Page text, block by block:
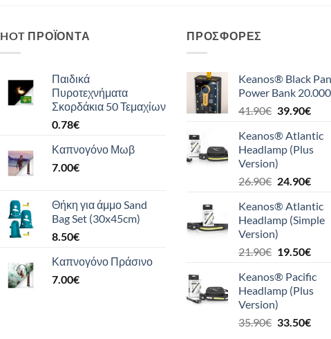
HOT ΠΡΟΪΌΝΤΑ
Παιδικά
Πυροτεχνήματα
Σκορδάκια 50 Τεμαχίων
0.78€
Καπνογόνο Μωβ
7.00€
Θήκη για άμμο Sand
Bag Set (30x45cm)
8.50€
Καπνογόνο Πράσινο
7.00€
ΠΡΟΣΦΟΡΈΣ
Keanos® Black
Power Bank 20.000
41.90€ Original
was:
41.90€.
39.90€Η
τιμή
είναι:
Keanos® Atlantic
Headlamp (Plus
Version)
26.90€ Original
was:
26.90€.
24.90€Η
τιμή
είναι:
Keanos® Atlantic
Headlamp (Simple
Version)
21.90€ Original
was:
21.90€.
19.50€Η
τιμή
είναι:
Keanos® Pacific
Headlamp (Plus
Version)
35.90€ Original
33.50€Η